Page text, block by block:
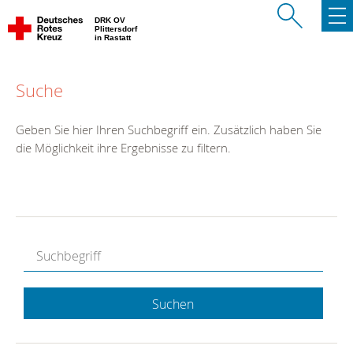
DRK OV
Plittersdorf
in Rastatt
Suche
Geben Sie hier Ihren Suchbegriff ein. Zusätzlich haben Sie
die Möglichkeit ihre Ergebnisse zu filtern.
Suchen